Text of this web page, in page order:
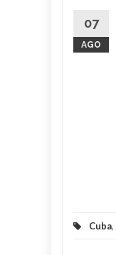
07
AGO
Cuba,